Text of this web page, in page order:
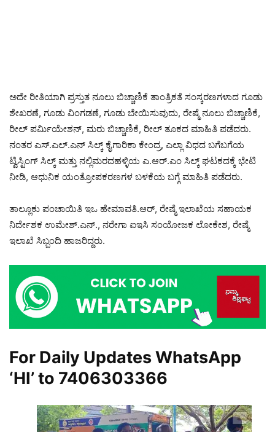
ಅದೇ ರೀತಿಯಾಗಿ ಪ್ರಸ್ತುತ ನೂಲು ಬಿಚ್ಚಾಣಿಕೆ ತಾಂತ್ರಿಕತೆ ಸಂಸ್ಕರಣಗಳಾದ ಗೂಡು
ಶೇಖರಣೆ, ಗೂಡು ವಿಂಗಡಣೆ, ಗೂಡು ಬೇಯಿಸುವುದು, ರೇಷ್ಮೆ ನೂಲು ಬಿಚ್ಚಾಣಿಕೆ,
ರೀಲ್ ಪರ್ಮಿಯೇಶನ್, ಮರು ಬಿಚ್ಚಾಣಿಕೆ, ರೀಲ್ ತೂಕದ ಮಾಹಿತಿ ಪಡೆದರು.
ನಂತರ ಎಸ್.ಎಲ್.ಎನ್ ಸಿಲ್ಕ್ ಕೈಗಾರಿಕಾ ಕೇಂದ್ರ, ಎಲ್ಲಾ ವಿಧದ ಬಗೆಬಗೆಯ
ಟ್ವಿಸ್ಟಿಂಗ್ ಸಿಲ್ಕ್ ಮತ್ತು ನಲ್ಲಿಮರದಹಳ್ಳಿಯ ಎ.ಆರ್.ಎಂ ಸಿಲ್ಕ್ ಘಟಕದಕ್ಕೆ ಭೇಟಿ
ನೀಡಿ, ಆಧುನಿಕ ಯಂತ್ರೋಪಕರಣಗಳ ಬಳಕೆಯ ಬಗ್ಗೆ ಮಾಹಿತಿ ಪಡೆದರು.
ತಾಲ್ಲೂಕು ಪಂಚಾಯಿತಿ ಇಒ ಹೇಮಾವತಿ.ಆರ್, ರೇಷ್ಮೆ ಇಲಾಖೆಯ ಸಹಾಯಕ
ನಿರ್ದೇಶಕ ಉಮೇಶ್.ಎನ್., ನರೇಗಾ ಐಇಸಿ ಸಂಯೋಜಕ ಲೋಕೇಶ, ರೇಷ್ಮೆ
ಇಲಾಖೆ ಸಿಬ್ಬಂದಿ ಹಾಜರಿದ್ದರು.
For Daily Updates WhatsApp
‘HI’ to 7406303366